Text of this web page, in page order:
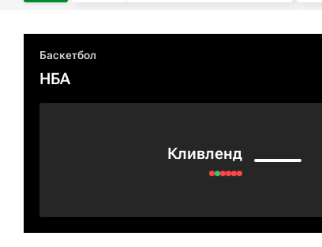
Баскетбол
НБА
Кливленд